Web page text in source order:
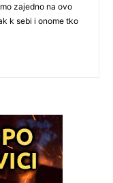
zajedno na ovo
k sebi i onome tko